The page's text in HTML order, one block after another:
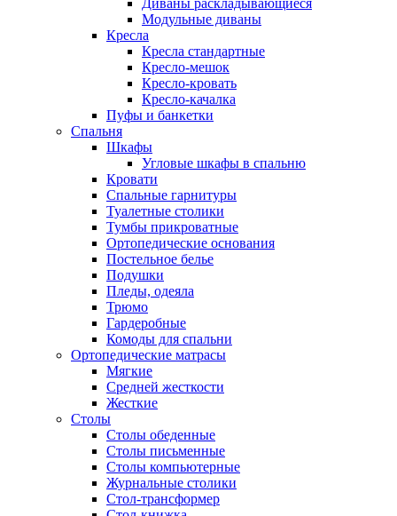
Диваны раскладывающиеся
Модульные диваны
Кресла
Кресла стандартные
Кресло-мешок
Кресло-кровать
Кресло-качалка
Пуфы и банкетки
Спальня
Шкафы
Угловые шкафы в спальню
Кровати
Спальные гарнитуры
Туалетные столики
Тумбы прикроватные
Ортопедические основания
Постельное белье
Подушки
Пледы, одеяла
Трюмо
Гардеробные
Комоды для спальни
Ортопедические матрасы
Мягкие
Средней жесткости
Жесткие
Столы
Столы обеденные
Столы письменные
Столы компьютерные
Журнальные столики
Стол-трансформер